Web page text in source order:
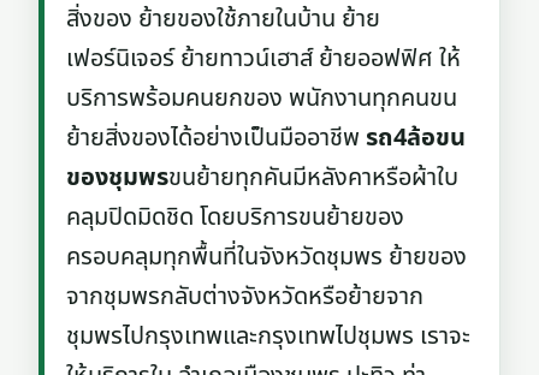
สิ่งของ ย้ายของใช้ภายในบ้าน ย้าย
เฟอร์นิเจอร์ ย้ายทาวน์เฮาส์ ย้ายออฟฟิศ ให้
บริการพร้อมคนยกของ พนักงานทุกคนขน
ย้ายสิ่งของได้อย่างเป็นมืออาชีพรถ4ล้อขน
ของชุมพรขนย้ายทุกคันมีหลังคาหรือผ้าใบ
คลุมปิดมิดชิด โดยบริการขนย้ายของ
ครอบคลุมทุกพื้นที่ในจังหวัดชุมพร ย้ายของ
จากชุมพรกลับต่างจังหวัดหรือย้ายจาก
ชุมพรไปกรุงเทพและกรุงเทพไปชุมพร เราจะ